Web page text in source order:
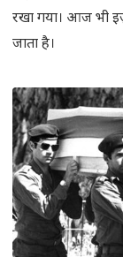
रखा गया। आज भी
जाता है।